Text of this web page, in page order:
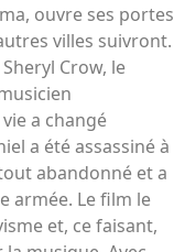
ouvre ses portes
villes suivront.
Crow, le
a changé
a été assassiné à
abandonné et a
armée. Le film le
et, ce faisant,